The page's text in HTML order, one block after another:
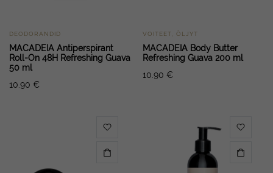
DEODORANDID
MACADEIA Antiperspirant
Roll-On 48H Refreshing Guava
50 ml
10.90 €
VOITEET, ÖLJYT
MACADEIA Body Butter
Refreshing Guava 200 ml
10.90 €